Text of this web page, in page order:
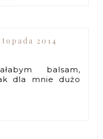
2014
balsam,
dla mnie dużo